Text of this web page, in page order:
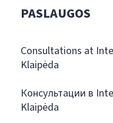
PASLAUGOS
Consultations at
Klaipėda
Консультации в
Klaipėda